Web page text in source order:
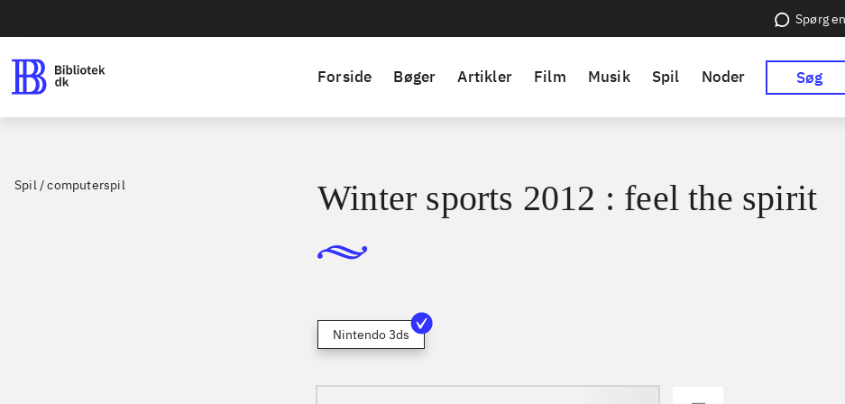
Spørg
Forside Bøger Artikler Film Musik Spil Noder Søg
Spil / computerspil Winter sports 2012 : feel the spirit
Nintendo 3ds